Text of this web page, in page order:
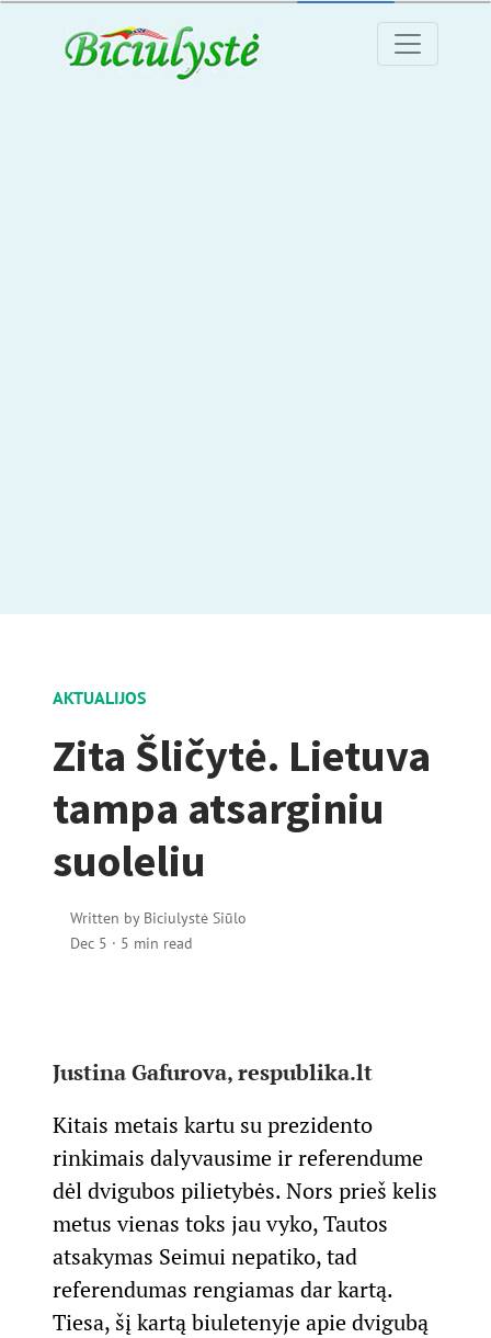
AKTUALIJOS
Zita Šličytė. Lietuva
tampa atsarginiu
suoleliu
Written by Biciulystė Siūlo
Dec 5 · 5 min read
Justina Gafurova, respublika.lt
Kitais metais kartu su prezidento
rinkimais dalyvausime ir referendume
dėl dvigubos pilietybės. Nors prieš kelis
metus vienas toks jau vyko, Tautos
atsakymas Seimui nepatiko, tad
referendumas rengiamas dar kartą.
Tiesa, šį kartą biuletenyje apie dvigubą